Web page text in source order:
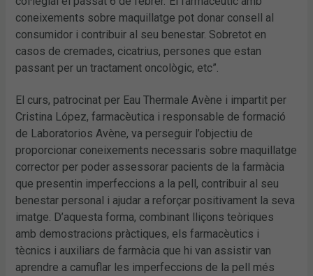
coneixements sobre maquillatge pot donar consell al
consumidor i contribuir al seu benestar. Sobretot en
casos de cremades, cicatrius, persones que estan
passant per un tractament oncològic, etc”.
El curs, patrocinat per Eau Thermale Avène i impartit per
Cristina López, farmacèutica i responsable de formació
de Laboratorios Avène, va perseguir l’objectiu de
proporcionar coneixements necessaris sobre maquillatge
corrector per poder assessorar pacients de la farmàcia
que presentin imperfeccions a la pell, contribuir al seu
benestar personal i ajudar a reforçar positivament la seva
imatge. D’aquesta forma, combinant lliçons teòriques
amb demostracions pràctiques, els farmacèutics i
tècnics i auxiliars de farmàcia que hi van assistir van
aprendre a camuflar les imperfeccions de la pell més